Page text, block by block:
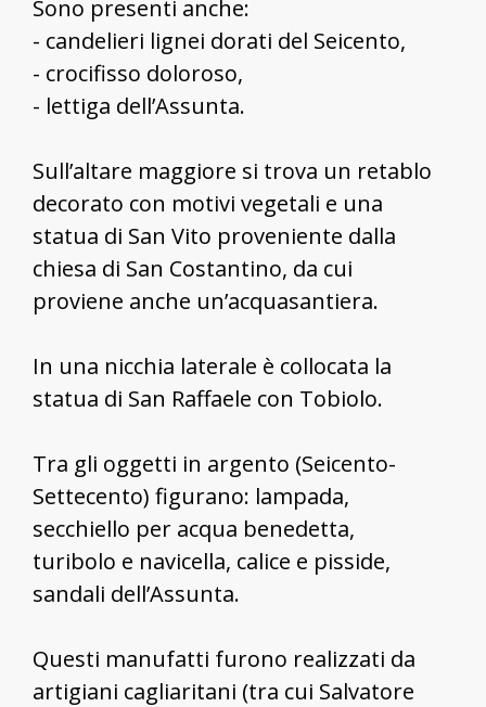
Sono presenti anche:
- candelieri lignei dorati del Seicento,
- crocifisso doloroso,
- lettiga dell’Assunta.
Sull’altare maggiore si trova un retablo
decorato con motivi vegetali e una
statua di San Vito proveniente dalla
chiesa di San Costantino, da cui
proviene anche un’acquasantiera.
In una nicchia laterale è collocata la
statua di San Raffaele con Tobiolo.
Tra gli oggetti in argento (Seicento-
Settecento) figurano: lampada,
secchiello per acqua benedetta,
turibolo e navicella, calice e pisside,
sandali dell’Assunta.
Questi manufatti furono realizzati da
artigiani cagliaritani (tra cui Salvatore